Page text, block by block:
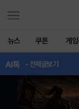
뉴스 쿠폰 게
AI톡 - 전체글보기